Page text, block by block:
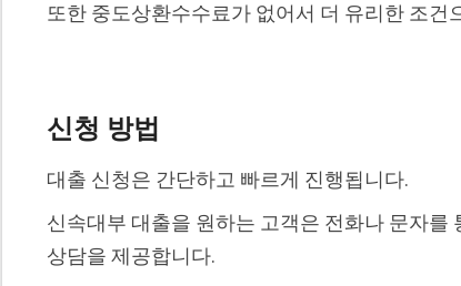
또한 중도상환수수료가 없어서 더 유리한 조건
신청 방법
대출 신청은 간단하고 빠르게 진행됩니다.
신속대부 대출을 원하는 고객은 전화나 문자를
상담을 제공합니다.